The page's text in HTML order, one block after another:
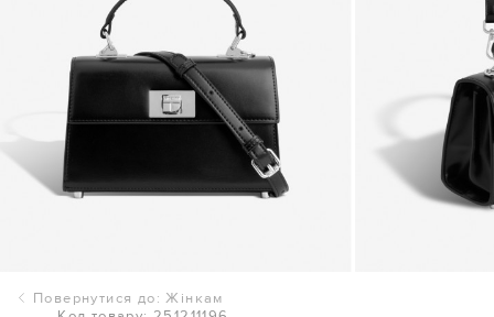
Повернутися до: Жінкам